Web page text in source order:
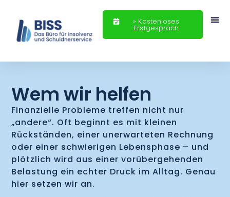
» Kostenloses
Erstgespräch
Wem wir helfen
Finanzielle Probleme treffen nicht nur
„andere“. Oft beginnt es mit kleinen
Rückständen, einer unerwarteten Rechnung
oder einer schwierigen Lebensphase – und
plötzlich wird aus einer vorübergehenden
Belastung ein echter Druck im Alltag. Genau
hier setzen wir an.